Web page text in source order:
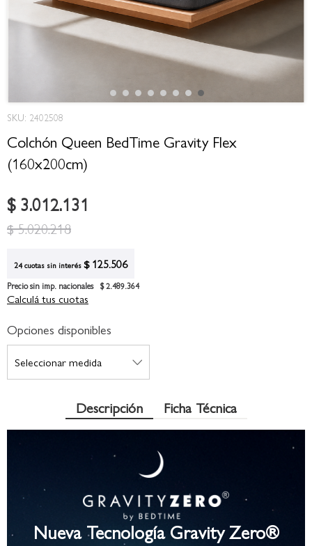
al
comienzo
de
la
imágenes
SKU: 2402508
Colchón Queen BedTime Gravity Flex
(160x200cm)
$ 5.020.218
$ 3.012.131
24 cuotas sin interés $ 125.506
Precio sin imp. nacionales $ 2.489.364
Calculá tus cuotas
Opciones disponibles
Descripción
Nueva Tecnología Gravity Zero®
Ficha Técnica